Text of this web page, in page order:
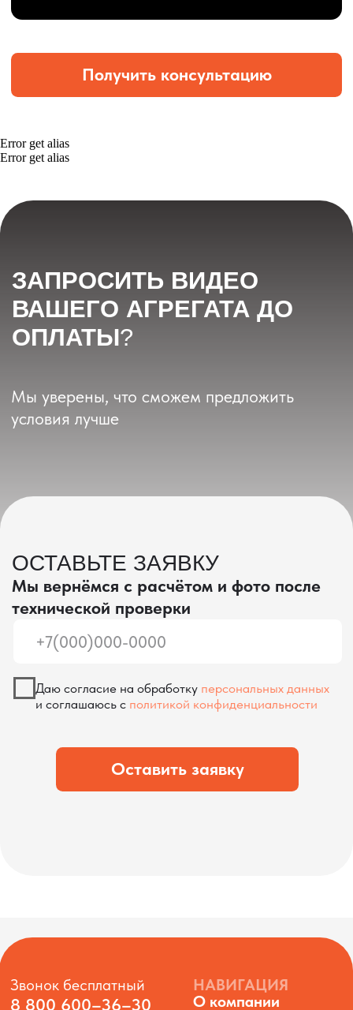
Error get alias
Error get alias